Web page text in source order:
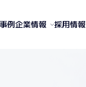
例企業情報 採用情報